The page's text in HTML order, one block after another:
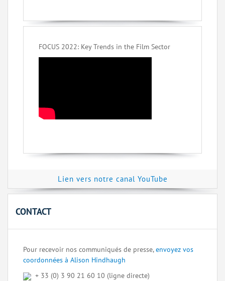
FOCUS 2022: Key Trends in the Film Sector
Lien vers notre canal YouTube
CONTACT
Pour recevoir nos communiqués de presse,envoyez vos
coordonnées à Alison Hindhaugh
+ 33 (0) 3 90 21 60 10 (ligne directe)